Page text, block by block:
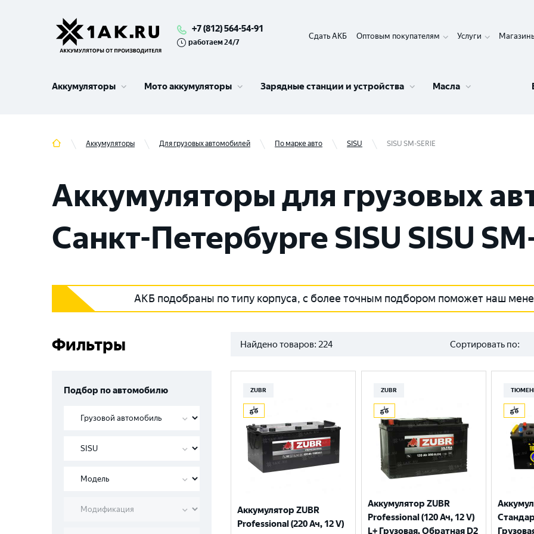
+7 (812) 564-54-91
работаем 24/7
Сдать АКБ Оптовым покупателям Услуги
Аккумуляторы Мото аккумуляторы Зарядные станции и устройства Масла
Аккумуляторы Для грузовых автомобилей По марке авто SISU SISU SM-SERIE
Аккумуляторы для грузовых
Санкт-Петербурге SISU SISU
АКБ подобраны по типу корпуса, с более точным подбором поможет наш
Фильтры Найдено товаров: 224 Сортировать по:
Подбор по автомобилю ZUBR
Аккумулятор ZUBR
Professional (220 Ач, 12 V)
ZUBR
Аккумулятор ZUBR
Professional (120 Ач, 12 V)
L+ Грузовая, Обратная D2